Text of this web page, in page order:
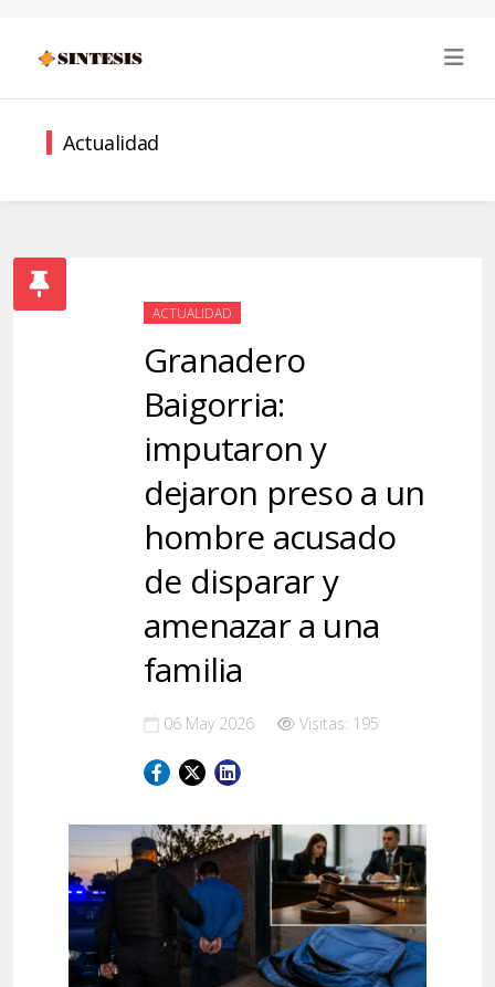
Actualidad
ACTUALIDAD
Granadero
Baigorria:
imputaron y
dejaron preso a un
hombre acusado
de disparar y
amenazar a una
familia
06 May 2026 Visitas: 195